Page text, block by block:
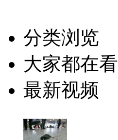
分类浏览
大家都在看
最新视频